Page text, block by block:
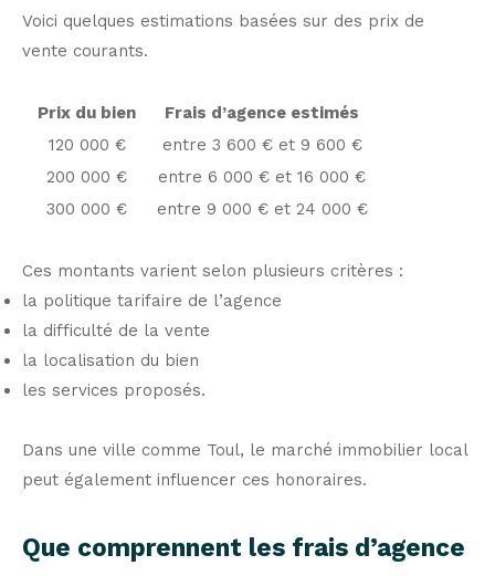
Voici quelques estimations basées sur des prix de
vente courants.
Prix du bien
Frais d’agence estimés
120 000 €
entre 3 600 € et 9 600 €
200 000 €
entre 6 000 € et 16 000 €
300 000 €
entre 9 000 € et 24 000 €
Ces montants varient selon plusieurs critères :
la politique tarifaire de l’agence
la difficulté de la vente
la localisation du bien
les services proposés.
Dans une ville comme Toul, le marché immobilier local
peut également influencer ces honoraires.
Que comprennent les frais d’agence